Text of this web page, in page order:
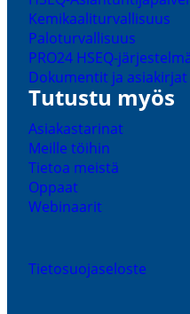
Kemikaa­li­tur­val­lisuus
Palotur­val­lisuus
PRO24 HSEQ-​
Dokumentit ja asiakirjat
Tutustu myös
Asiakas­ta­rinat
Meille töihin
Tietoa meistä
Oppaat
Webinaarit
Tieto­suo­ja­se­loste